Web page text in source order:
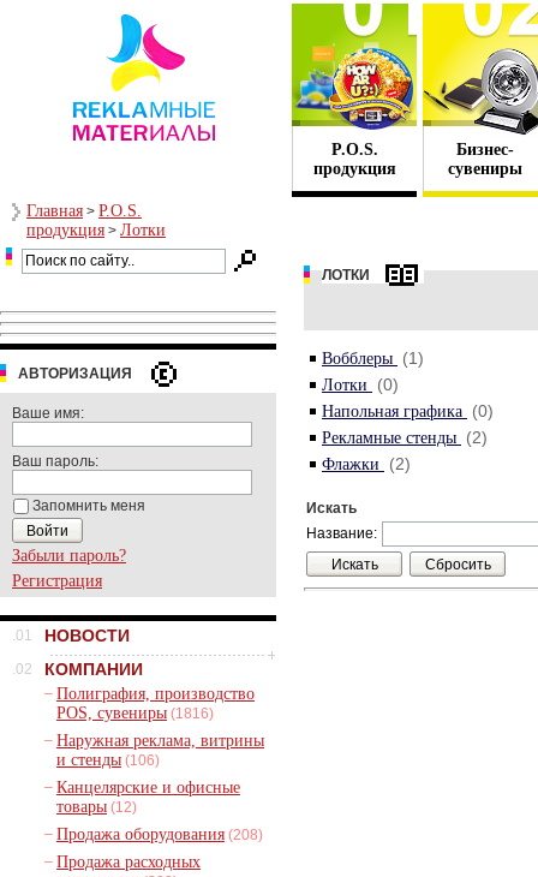
P.O.S.
продукция
Бизнес-
сувениры
Главная > P.O.S.
продукция > Лотки
АВТОРИЗАЦИЯ
Ваше имя:
Ваш пароль:
Запомнить меня
Забыли пароль?
Регистрация
.01 НОВОСТИ
.02 КОМПАНИИ
– Полиграфия, производство
POS, сувениры (1816)
– Наружная реклама, витрины
и стенды (106)
– Канцелярские и офисные
товары (12)
– Продажа оборудования (208)
– Продажа расходных
ЛОТКИ
Вобблеры (1)
Лотки (0)
Напольная графика (0)
Рекламные стенды (2)
Флажки (2)
Искать
Название: